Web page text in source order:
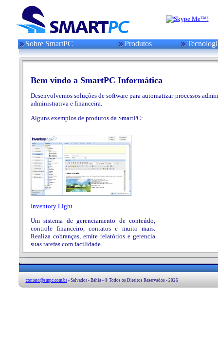
Sobre SmartPC Produtos
Bem vindo a SmartPC Informática
Desenvolvemos soluções de software para automatizar processos
administrativa e financeira.
Alguns exemplos de produtos da SmartPC:
Inventory Light
Um sistema de gerenciamento de conteúdo,
controle financeiro, contatos e muito mais.
Realiza cobranças, emite relatórios e gerencia
suas tarefas com facilidade.
contato@smpc.com.br- Salvador - Bahia - © Todos os Direitos Reservados - 2026